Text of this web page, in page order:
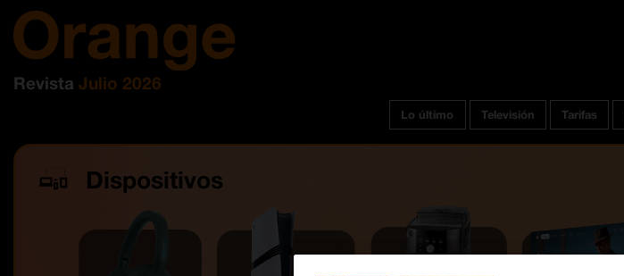
RevistaJulio 2026
Lo último Televisión Tarifas
Dispositivos